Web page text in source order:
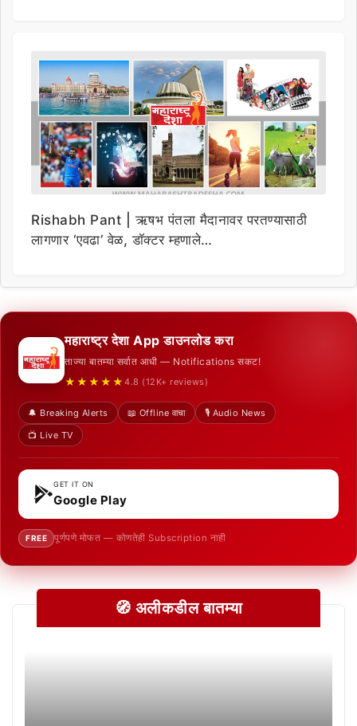
Rishabh Pant | ऋषभ पंतला मैदानावर परतण्यासाठी
लागणार ‘एवढा’ वेळ, डॉक्टर म्हणाले…
महाराष्ट्र देशा App डाउनलोड करा
ताज्या बातम्या सर्वात आधी — Notifications सकट!
★★★★★ 4.8 (12K+ reviews)
🔔 Breaking Alerts 📖 Offline वाचा
🎙️ Audio News
📺 Live TV
GET IT ON
Google Play
FREE पूर्णपणे मोफत — कोणतेही Subscription नाही
🧭 अलीकडील बातम्या